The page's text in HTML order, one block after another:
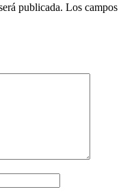
publicada. Los campos